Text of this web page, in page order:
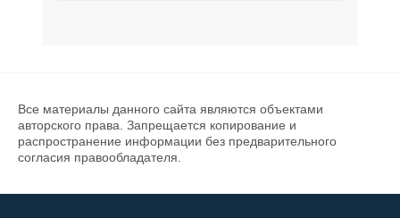
Все материалы данного сайта являются объектами
авторского права. Запрещается копирование и
распространение информации без предварительного
согласия правообладателя.